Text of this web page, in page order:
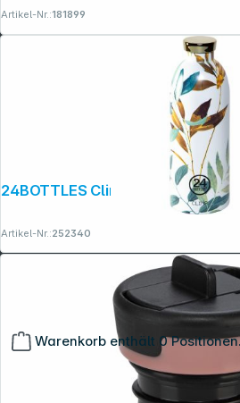
Warenkorb enthält 0
Artikel-Nr.:181899
24BOTTLES Clima
Artikel-Nr.:252340